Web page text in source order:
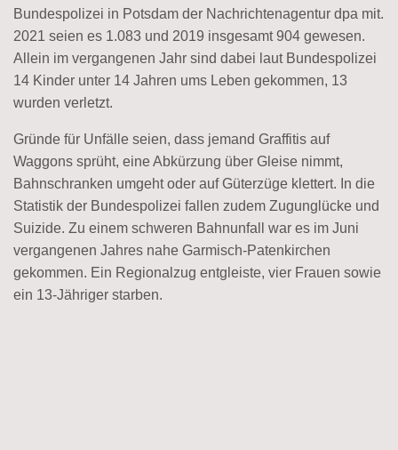
Bundespolizei in Potsdam der Nachrichtenagentur dpa mit.
2021 seien es 1.083 und 2019 insgesamt 904 gewesen.
Allein im vergangenen Jahr sind dabei laut Bundespolizei
14 Kinder unter 14 Jahren ums Leben gekommen, 13
wurden verletzt.
Gründe für Unfälle seien, dass jemand Graffitis auf
Waggons sprüht, eine Abkürzung über Gleise nimmt,
Bahnschranken umgeht oder auf Güterzüge klettert. In die
Statistik der Bundespolizei fallen zudem Zugunglücke und
Suizide. Zu einem schweren Bahnunfall war es im Juni
vergangenen Jahres nahe Garmisch-Patenkirchen
gekommen. Ein Regionalzug entgleiste, vier Frauen sowie
ein 13-Jähriger starben.